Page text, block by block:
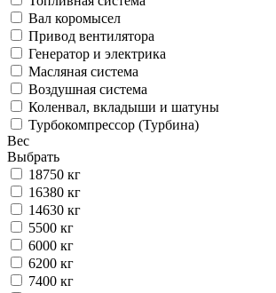
Вал коромысел
Привод вентилятора
Генератор и электрика
Масляная система
Воздушная система
Коленвал, вкладыши и шатуны
Турбокомпрессор (Турбина)
Вес
Выбрать
18750 кг
16380 кг
14630 кг
5500 кг
6000 кг
6200 кг
7400 кг